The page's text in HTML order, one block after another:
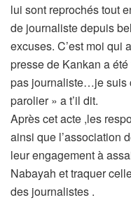
lui sont reprochés tout
de journaliste depuis
excuses. C’est moi qui
presse de Kankan a
pas journaliste…je suis
parolier » a t’il dit.
Après cet acte ,les
ainsi que l’association
leur engagement à
Nabayah et traquer
des journalistes .